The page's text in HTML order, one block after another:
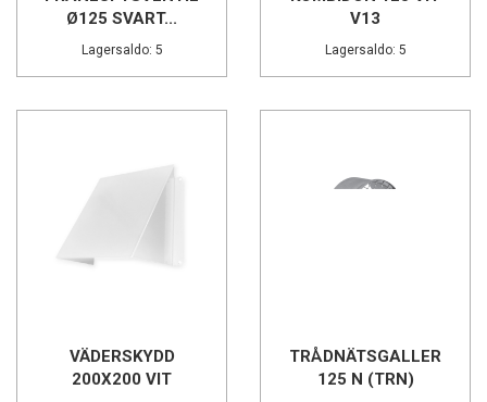
Ø125 SVART...
Lagersaldo: 5
V13
Lagersaldo: 5
VÄDERSKYDD
200X200 VIT
TRÅDNÄTSGALLER
125 N (TRN)